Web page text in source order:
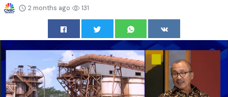
2 months ago 131